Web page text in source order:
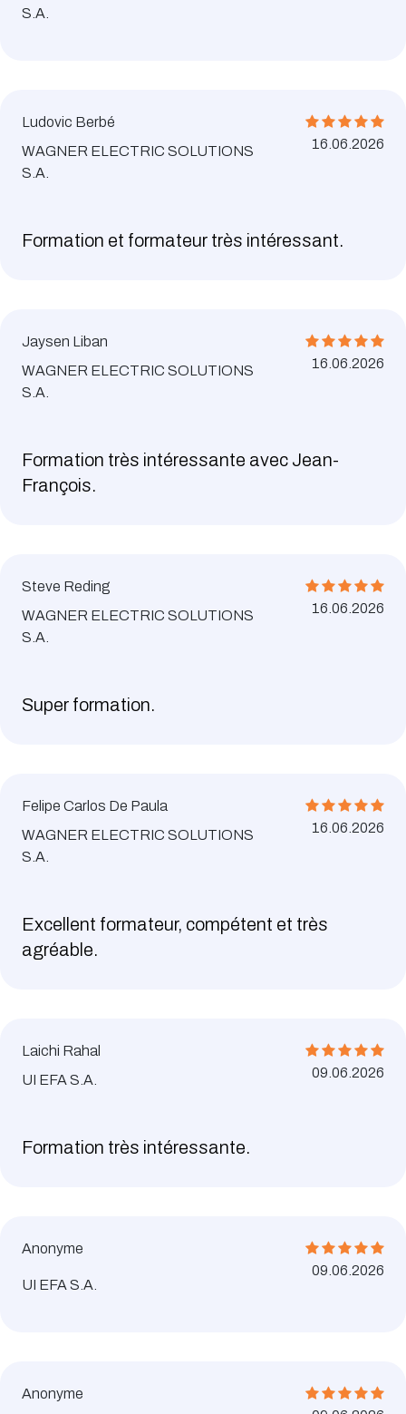
S.A.
Ludovic Berbé
WAGNER ELECTRIC SOLUTIONS
S.A.
16.06.2026
Formation et formateur très intéressant.
Jaysen Liban
WAGNER ELECTRIC SOLUTIONS
S.A.
16.06.2026
Formation très intéressante avec Jean-
François.
Steve Reding
WAGNER ELECTRIC SOLUTIONS
S.A.
16.06.2026
Super formation.
Felipe Carlos De Paula
WAGNER ELECTRIC SOLUTIONS
S.A.
16.06.2026
Excellent formateur, compétent et très
agréable.
Laichi Rahal
UI EFA S.A.
09.06.2026
Formation très intéressante.
Anonyme
UI EFA S.A.
09.06.2026
Anonyme